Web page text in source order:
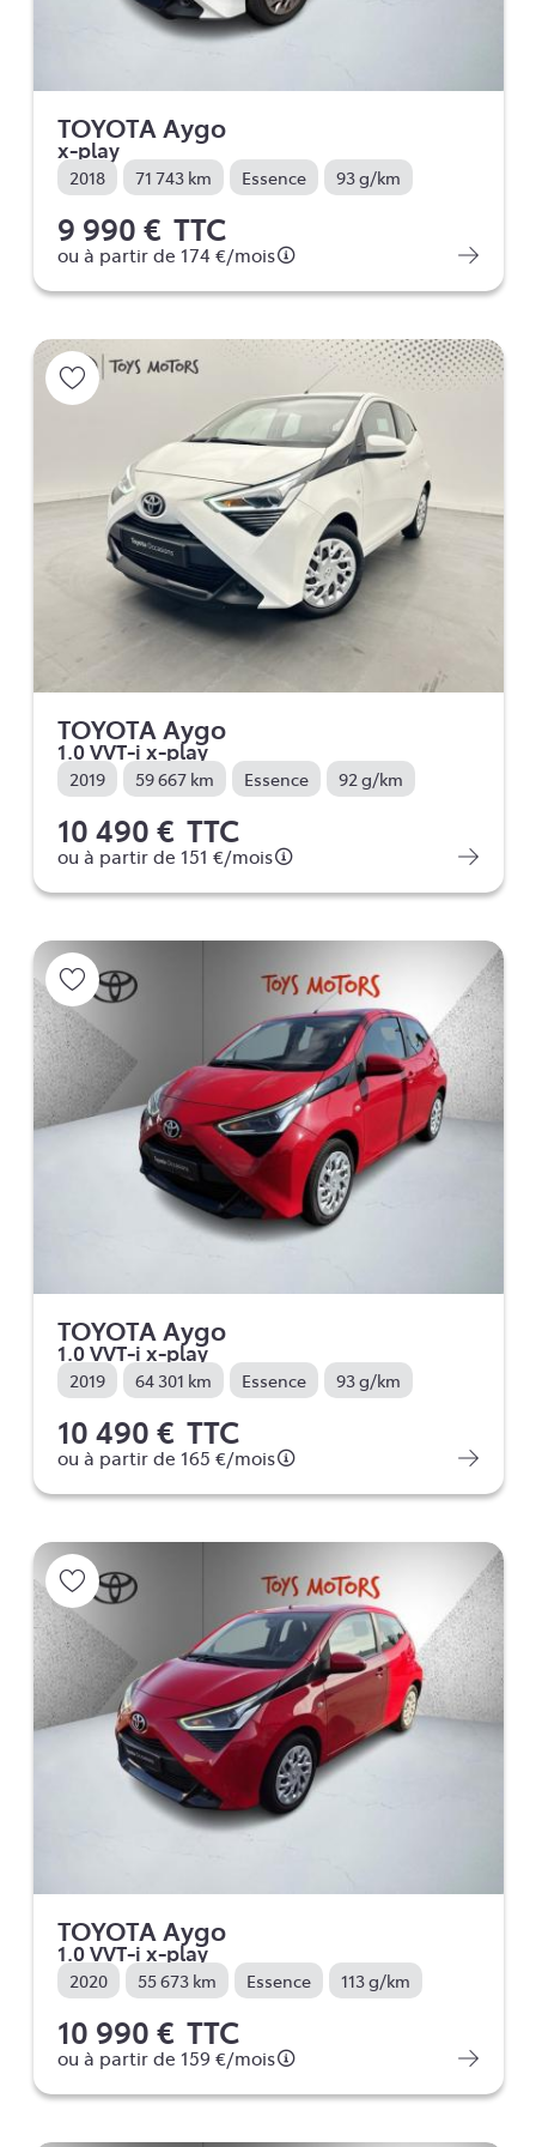
TOYOTA Aygo
x-play
2018 71 743 km Essence 93 g/km
9 990 € TTC
ou à partir de 174 €/mois
TOYOTA Aygo
1.0 VVT-i x-play
2019 59 667 km Essence 92 g/km
10 490 € TTC
ou à partir de 151 €/mois
TOYOTA Aygo
1.0 VVT-i x-play
2019 64 301 km Essence 93 g/km
10 490 € TTC
ou à partir de 165 €/mois
TOYOTA Aygo
1.0 VVT-i x-play
2020 55 673 km Essence 113 g/km
10 990 € TTC
ou à partir de 159 €/mois